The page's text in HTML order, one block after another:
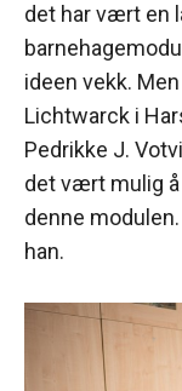
det har vært en
ideen vekk.
Lichtwarck i
Pedrikke J.
det vært mulig
denne
han.